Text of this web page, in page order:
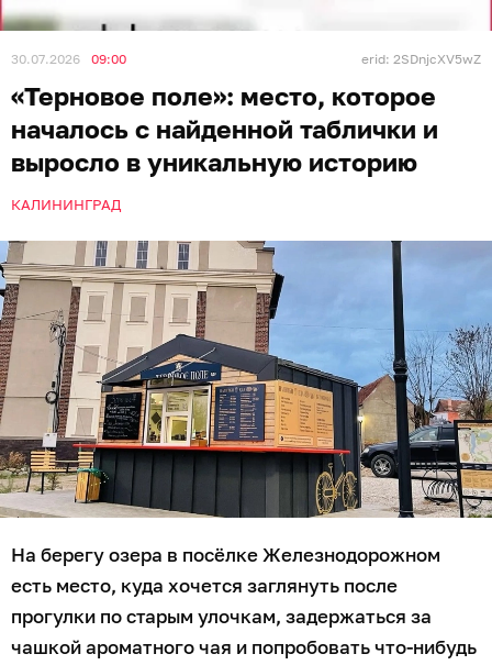
30.07.2026 09:00 erid: 2SDnjcXV5wZ
«Терновое поле»: место, которое
началось с найденной таблички и
выросло в уникальную историю
КАЛИНИНГРАД
На берегу озера в посёлке Железнодорожном
есть место, куда хочется заглянуть после
прогулки по старым улочкам, задержаться за
чашкой ароматного чая и попробовать что-нибудь